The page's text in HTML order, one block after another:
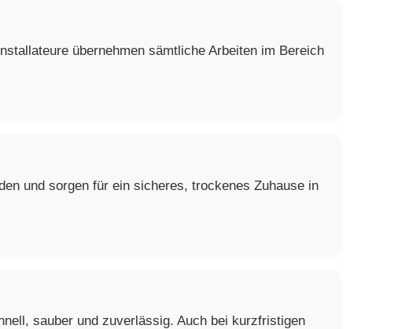
übernehmen sämtliche Arbeiten im Bereich
und sorgen für ein sicheres, trockenes Zuhause in
sauber und zuverlässig. Auch bei kurzfristigen